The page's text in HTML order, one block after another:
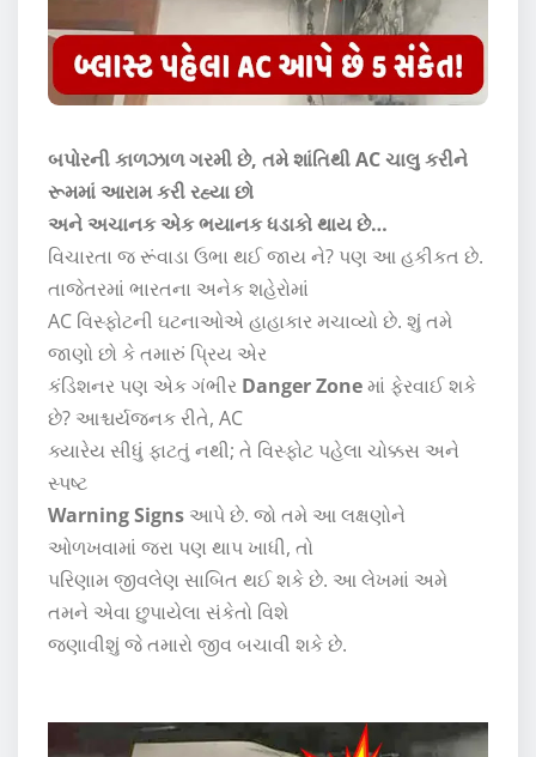
બપોરની કાળઝાળ ગરમી છે, તમે શાંતિથી AC ચાલુ કરીને
રૂમમાં આરામ કરી રહ્યા છો
અને અચાનક એક ભયાનક ધડાકો થાય છે…
વિચારતા જ રૂંવાડા ઉભા થઈ જાય ને? પણ આ હકીકત છે.
તાજેતરમાં ભારતના અનેક શહેરોમાં
AC વિસ્ફોટની ઘટનાઓએ હાહાકાર મચાવ્યો છે. શું તમે
જાણો છો કે તમારું પ્રિય એર
કંડિશનર પણ એક ગંભીર Danger Zoneમાં ફેરવાઈ શકે
છે? આશ્ચર્યજનક રીતે, AC
ક્યારેય સીધું ફાટતું નથી; તે વિસ્ફોટ પહેલા ચોક્કસ અને
સ્પષ્ટ
Warning Signs આપે છે. જો તમે આ લક્ષણોને
ઓળખવામાં જરા પણ થાપ ખાધી, તો
પરિણામ જીવલેણ સાબિત થઈ શકે છે. આ લેખમાં અમે
તમને એવા છુપાયેલા સંકેતો વિશે
જણાવીશું જે તમારો જીવ બચાવી શકે છે.